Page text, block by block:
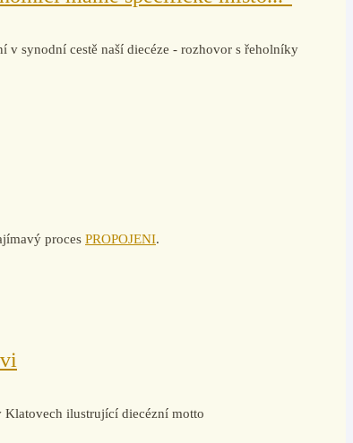
v synodní cestě naší diecéze - rozhovor s řeholníky
proces PROPOJENI.
ilustrující diecézní motto